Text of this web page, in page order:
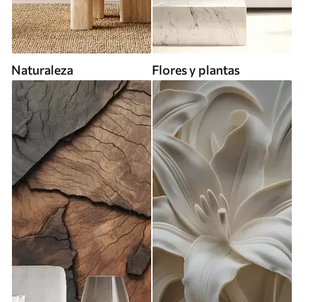
Naturaleza Flores y plantas